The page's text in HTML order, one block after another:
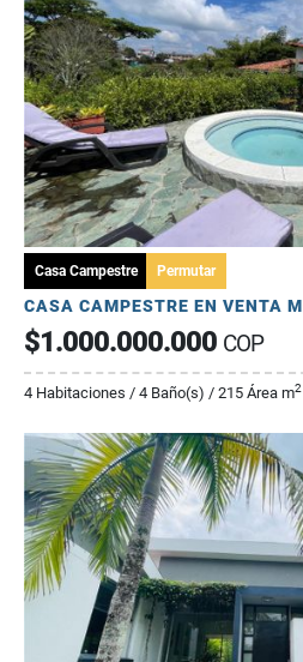
Casa Campestre Permutar
$1.000.000.000 COP
4 Habitaciones / 4 Baño(s) / 215 Área m2